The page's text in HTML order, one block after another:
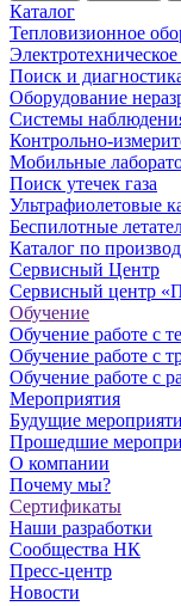
Каталог
Тепловизионное
Поиск и
Оборудование
Системы
Контрольно-
Мобильные
Поиск утечек газа
Ультрафиолетовые
Беспилотные
Каталог по
Сервисный Центр
Сервисный центр
Обучение
Обучение работе с
Обучение работе с
Обучение работе с
Мероприятия
Будущие
Прошедшие
О компании
Почему мы?
Сертификаты
Наши разработки
Сообщества НК
Пресс-центр
Новости